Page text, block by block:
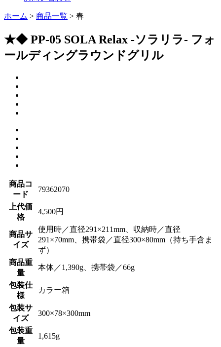
ホーム > 商品一覧 > 春
★◆ PP-05 SOLA Relax -ソラリラ- フォ
ールディングラウンドグリル
商品コ
ード
79362070
上代価
格
4,500円
商品サ
イズ
使用時／直径291×211mm、収納時／直径
291×70mm、携帯袋／直径300×80mm（持ち手含ま
ず）
商品重
量
本体／1,390g、携帯袋／66g
包装仕
様
カラー箱
包装サ
イズ
300×78×300mm
包装重
量
1,615g